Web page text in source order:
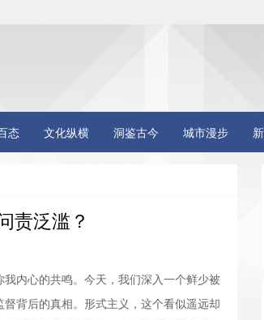
态 文化纵横 洞鉴古今 城市漫步
责泛滥？
内心的共鸣。今天，我们深入一个鲜少被
背后的真相。形式主义，这个看似遥远却